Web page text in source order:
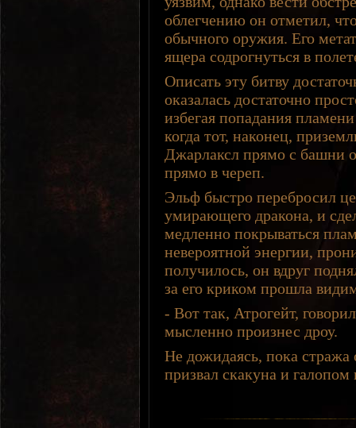
облегчению он отметил,
обычного оружия. Его
ящера содрогнуться в
Описать эту битву
оказалась достаточно
избегая попадания
когда тот, наконец,
Джарлаксл прямо с башни
прямо в череп.
Эльф быстро перебросил
умирающего дракона, и
медленно покрываться
невероятной энергии,
получилось, он вдруг
за его криком прошла
- Вот так, Атрогейт,
мысленно произнес дроу.
Не дожидаясь, пока стража
призвал скакуна и